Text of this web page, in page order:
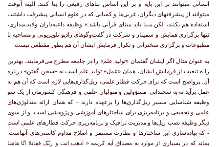
انسانى ميتوانند بر اين پايه و بر اين اساس بناهاى رفيعى را بنا كنند. البته آنوقت
ميتوانند از پيشرفتهاى ديگران، غربى‌ها و كسانى كه در علوم انسانى پيشرفت داشتند،
استفاده هم بكنند، لكن مبنا بايد مبناى قرآنى باشد.» وظیفه داعیه‌داران ولایت‌مداری،
تنها برگزاری همایش و سمینار و شرکت در گفت‌و‌گوهای رادیو تلویزیونی و مصاحبه با
مطبوعات و برگزاری سخنرانی و تکرار فرمایش ایشان آن هم بطور مقطعی نیست.
به عنوان مثال اگر ایشان گفتمان «تولید علم» را در جامعه مطرح می‌فرمایند، بهترین
را ه تبعیت از فرمایش ایشان، همان «عمل» تولید علم است نه «سخن گفتن» درباره
آن. پرواضح است که برای حرکت قطار علمی، ریل‌گذاری‌هایی لازم است که آن هم به
عمل برآید نه به سخندانی. مسؤولین و متولیان علمی و فرهنگی کشورمان از یک سو
وظیفه شناسایی مسیر ریل‌گذاری‌ها را برعهده دارند – که همان ارائه متدلوژی‌های
علمی و تحقیقی و برنامه‌ریزی برای ساختارهای آموزشی و پژوهشی است. و از سوی
دیگر وظیفه نصب ریل‌ها و مدیریت ترافیک و برنامه‌ریزی حرکت قطارهای علمی است
- که پیاده‌سازی این ساختارها و نظارت مستمر و اصلاح مداوم کاستی‌های آنهاست.
بماند که در بسیاری از موارد به مصداق آیه کریمه « اذهب انت و ربّک فقاتلا انّا هاهنا